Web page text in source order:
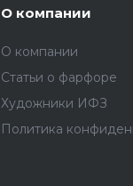
О компании
О компании
Статьи о фарфоре
Художники ИФЗ
Политика